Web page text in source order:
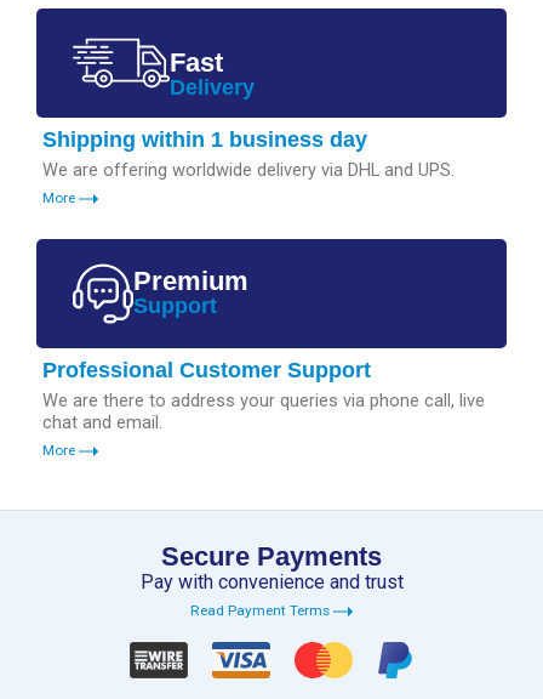
Fast
Delivery
Shipping within 1 business day
We are offering worldwide delivery via DHL and UPS.
More
Premium
Support
Professional Customer Support
We are there to address your queries via phone call, live
chat and email.
More
Secure Payments
Pay with convenience and trust
Read Payment Terms